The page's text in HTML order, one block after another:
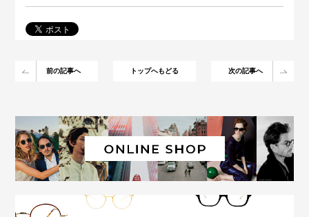
前の記事へ トップへもどる 次の記事へ